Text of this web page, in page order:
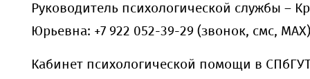
Руководитель психологической службы –
Юрьевна: +7 922 052-39-29 (звонок, смс,
Кабинет психологической помощи в